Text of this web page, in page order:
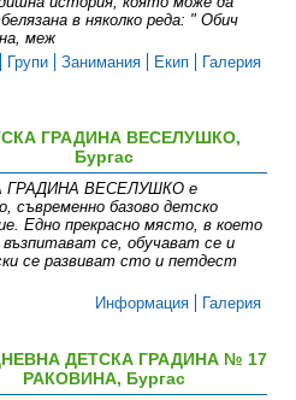
в няколко реда: " Обич
меж
Групи Занимания Екип Галерия
ГРАДИНА ВЕСЕЛУШКО,
Бургас
ГРАДИНА ВЕСЕЛУШКО е
съвременно базово детско
Едно прекрасно място, в което
се, обучават се и
се развиват сто и петдест
Информация
Галерия
ДЕТСКА ГРАДИНА № 17
РАКОВИНА, Бургас